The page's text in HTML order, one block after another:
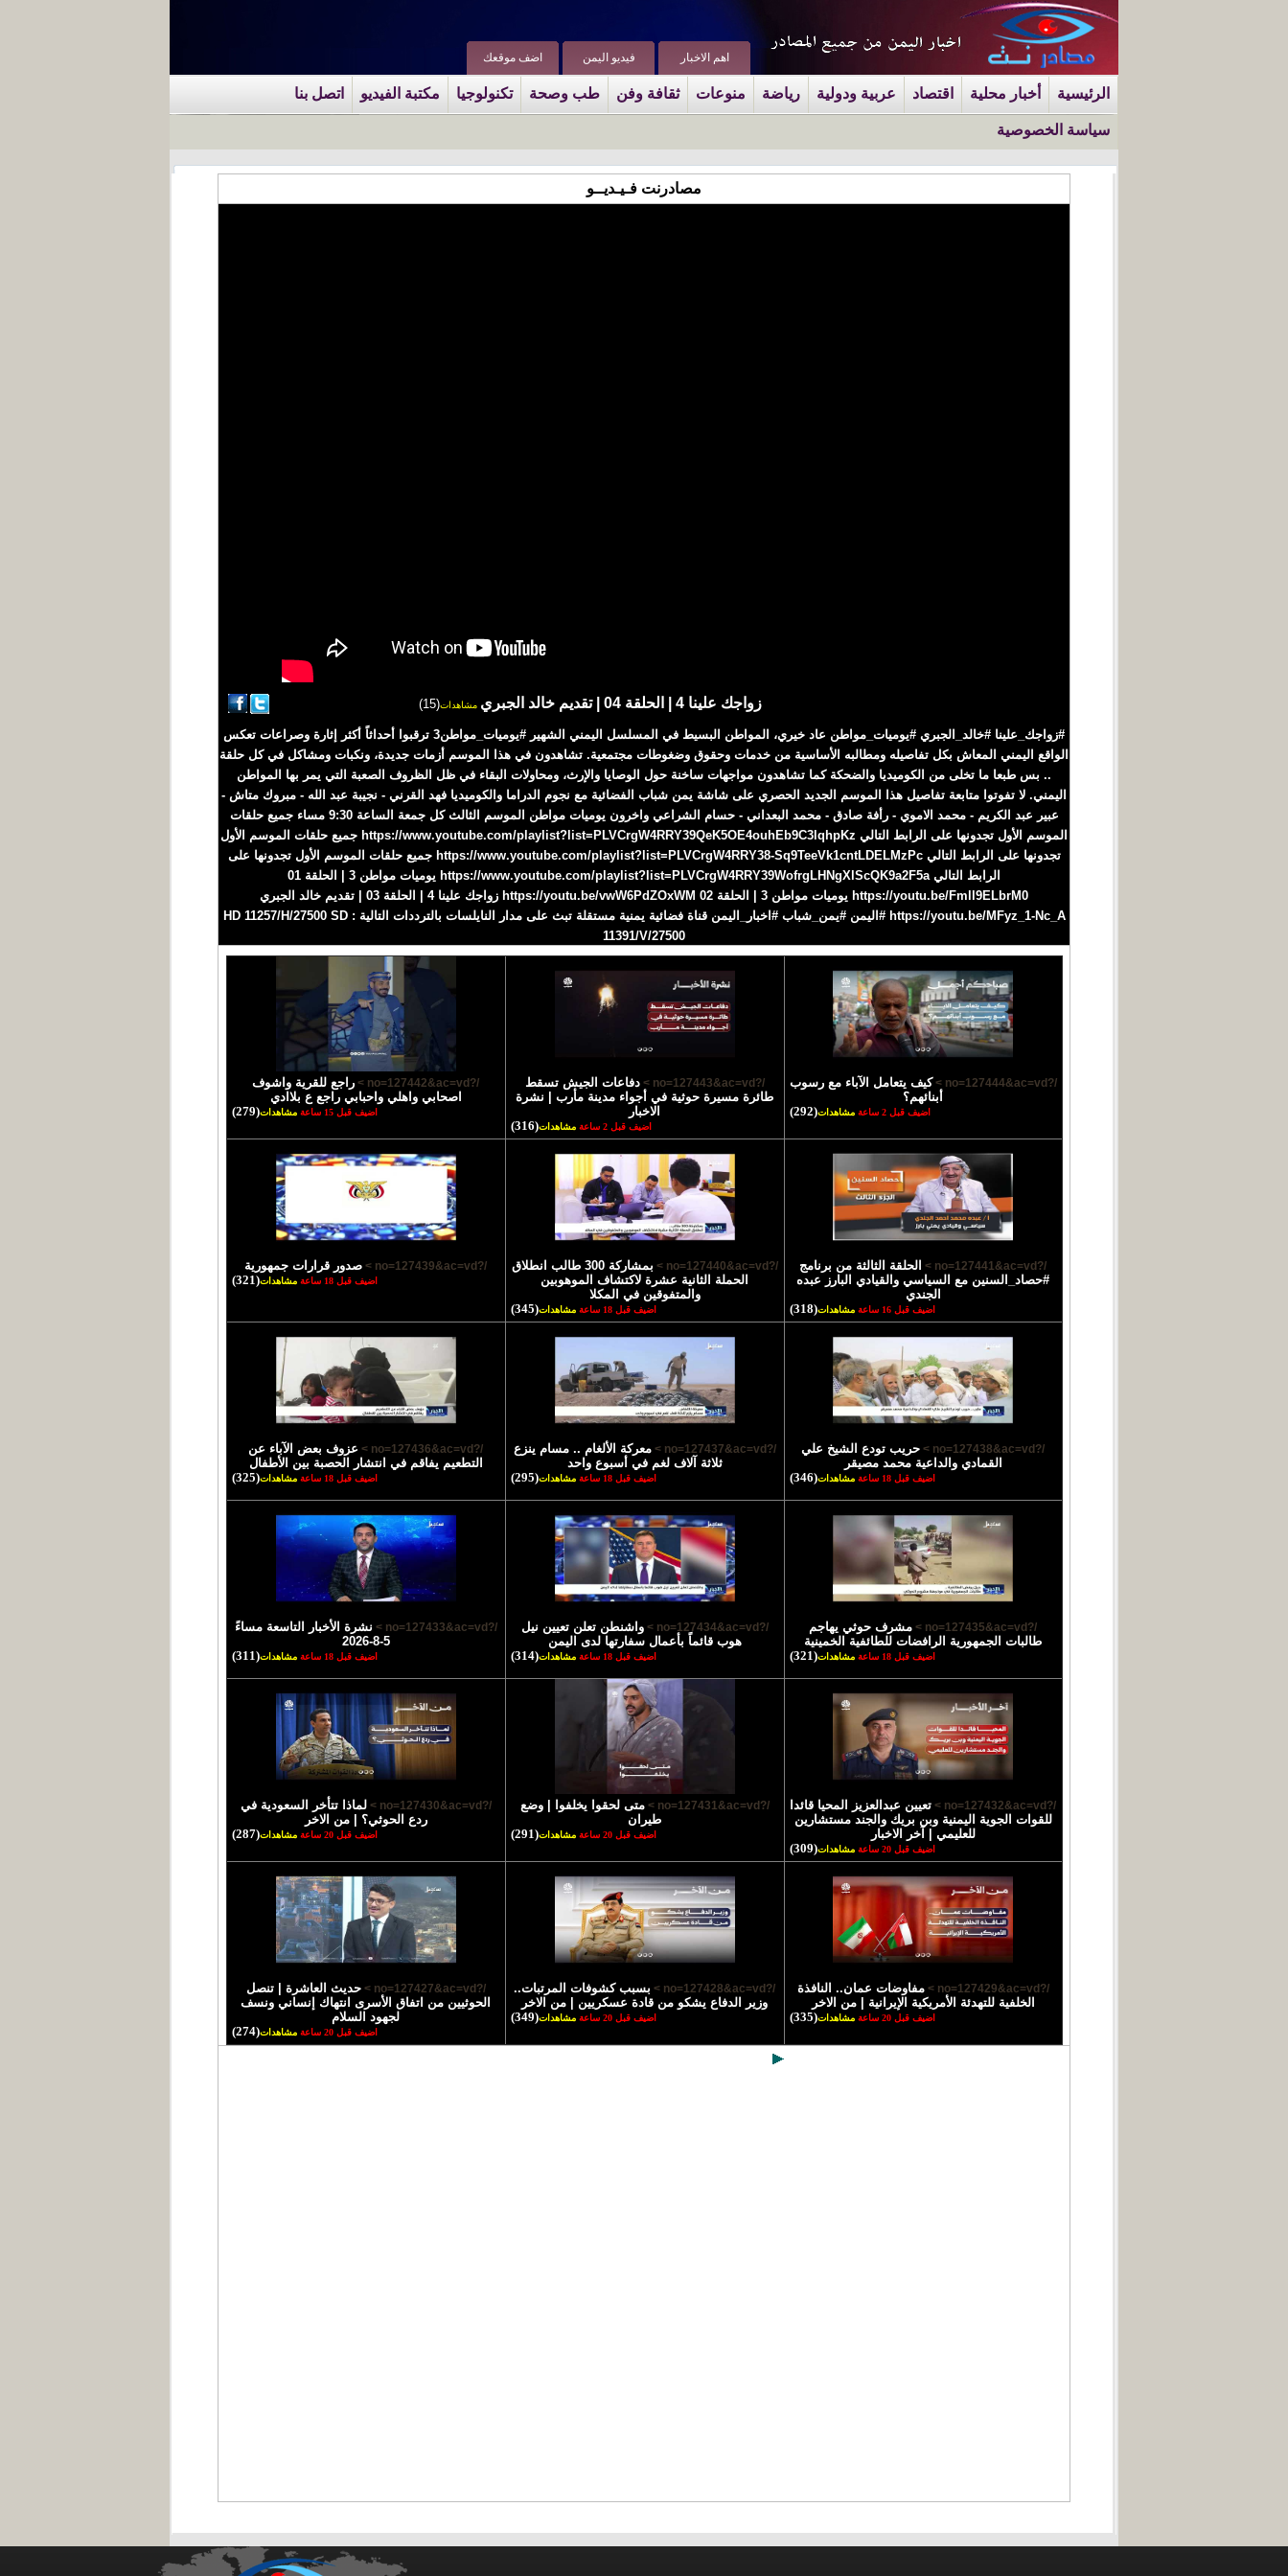
اضف موقعك فيديو اليمن اهم الاخبار
الرئيسية أخبار محلية اقتصاد عربية ودولية رياضة منوعات ثقافة وفن طب وصحة تكنولوجيا مكتبة الفيديو اتصل بنا
سياسة الخصوصية
مصادرنت فـيـديــو
زواجك علينا 4 | الحلقة 04 | تقديم خالد الجبري مشاهدات(15)
#زواجك_علينا #خالد_الجبري #يوميات_مواطن عاد خيري، المواطن البسيط في المسلسل اليمني الشهير #يوميات_مواطن3 ترقبوا أحداثاً أكثر إثارة وصراعات تعكس
الواقع اليمني المعاش بكل تفاصيله ومطالبه الأساسية من خدمات وحقوق وضغوطات مجتمعية. تشاهدون في هذا الموسم أزمات جديدة، ونكبات ومشاكل في كل حلقة
.. بس طبعا ما تخلى من الكوميديا والضحكة كما تشاهدون مواجهات ساخنة حول الوصايا والإرث، ومحاولات البقاء في ظل الظروف الصعبة التي يمر بها المواطن
اليمني. لا تفوتوا متابعة تفاصيل هذا الموسم الجديد الحصري على شاشة يمن شباب الفضائية مع نجوم الدراما والكوميديا فهد القرني - نجيبة عبد الله - مبروك متاش -
عبير عبد الكريم - محمد الاموي - رأفة صادق - محمد البعداني - حسام الشراعي واخرون يوميات مواطن الموسم الثالث كل جمعة الساعة 9:30 مساء جميع حلقات
الموسم الأول تجدونها على الرابط التالي https://www.youtube.com/playlist?list=PLVCrgW4RRY39QeK5OE4ouhEb9C3lqhpKz جميع حلقات الموسم الأول
تجدونها على الرابط التالي https://www.youtube.com/playlist?list=PLVCrgW4RRY38-Sq9TeeVk1cntLDELMzPc جميع حلقات الموسم الأول تجدونها على
الرابط التالي https://www.youtube.com/playlist?list=PLVCrgW4RRY39WofrgLHNgXlScQK9a2F5a يوميات مواطن 3 | الحلقة 01
https://youtu.be/Fmll9ELbrM0 يوميات مواطن 3 | الحلقة 02 https://youtu.be/vwW6PdZOxWM زواجك علينا 4 | الحلقة 03 | تقديم خالد الجبري
https://youtu.be/MFyz_1-Nc_A #اليمن #يمن_شباب #اخبار_اليمن قناة فضائية يمنية مستقلة تبث على مدار النايلسات بالترددات التالية : HD 11257/H/27500 SD
11391/V/27500
/?no=127444&ac=vd >
كيف يتعامل الآباء مع رسوب
أبنائهم؟
اضيف قبل 2 ساعة مشاهدات(292)
/?no=127443&ac=vd >
دفاعات الجيش تسقط
طائرة مسيرة حوثية في أجواء مدينة مأرب | نشرة
الاخبار
اضيف قبل 2 ساعة مشاهدات(316)
/?no=127442&ac=vd >
راجع للقرية واشوف
اصحابي واهلي واحبابي راجع ع بلاادي
اضيف قبل 15 ساعة مشاهدات(279)
/?no=127441&ac=vd >
الحلقة الثالثة من برنامج
#حصاد_السنين مع السياسي والقيادي البارز عبده
الجندي
اضيف قبل 16 ساعة مشاهدات(318)
/?no=127440&ac=vd >
بمشاركة 300 طالب انطلاق
الحملة الثانية عشرة لاكتشاف الموهوبين
والمتفوقين في المكلا
اضيف قبل 18 ساعة مشاهدات(345)
/?no=127439&ac=vd > صدور قرارات جمهورية
اضيف قبل 18 ساعة مشاهدات(321)
/?no=127438&ac=vd >
حريب تودع الشيخ علي
القمادي والداعية محمد مصيقر
اضيف قبل 18 ساعة مشاهدات(346)
/?no=127437&ac=vd >
معركة الألغام .. مسام ينزع
ثلاثة آلاف لغم في أسبوع واحد
اضيف قبل 18 ساعة مشاهدات(295)
/?no=127436&ac=vd >
عزوف بعض الآباء عن
التطعيم يفاقم في انتشار الحصبة بين الأطفال
اضيف قبل 18 ساعة مشاهدات(325)
/?no=127435&ac=vd >
مشرف حوثي يهاجم
طالبات الجمهورية الرافضات للطائفية الخمينية
اضيف قبل 18 ساعة مشاهدات(321)
/?no=127434&ac=vd >
واشنطن تعلن تعيين نيل
هوب قائماً بأعمال سفارتها لدى اليمن
اضيف قبل 18 ساعة مشاهدات(314)
/?no=127433&ac=vd >
نشرة الأخبار التاسعة مساءً
5-8-2026
اضيف قبل 18 ساعة مشاهدات(311)
/?no=127432&ac=vd >
تعيين عبدالعزيز المحيا قائدا
للقوات الجوية اليمنية وبن بريك والجند مستشارين
للعليمي | آخر الاخبار
اضيف قبل 20 ساعة مشاهدات(309)
/?no=127431&ac=vd >
متى لحقوا يخلفوا | وضع
طيران
اضيف قبل 20 ساعة مشاهدات(291)
/?no=127430&ac=vd >
لماذا تتأخر السعودية في
ردع الحوثي؟ | من الاخر
اضيف قبل 20 ساعة مشاهدات(287)
/?no=127429&ac=vd >
مفاوضات عمان.. النافذة
الخلفية للتهدئة الأمريكية الإيرانية | من الاخر
اضيف قبل 20 ساعة مشاهدات(335)
/?no=127428&ac=vd >
بسبب كشوفات المرتبات..
وزير الدفاع يشكو من قادة عسكريين | من الاخر
اضيف قبل 20 ساعة مشاهدات(349)
/?no=127427&ac=vd >
حديث العاشرة | تنصل
الحوثيين من اتفاق الأسرى انتهاك إنساني ونسف
لجهود السلام
اضيف قبل 20 ساعة مشاهدات(274)